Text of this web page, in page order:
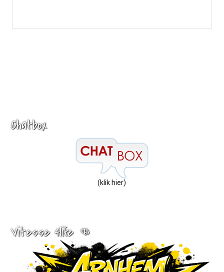
Chatbox
(klik hier)
Vitesse 4life 👊